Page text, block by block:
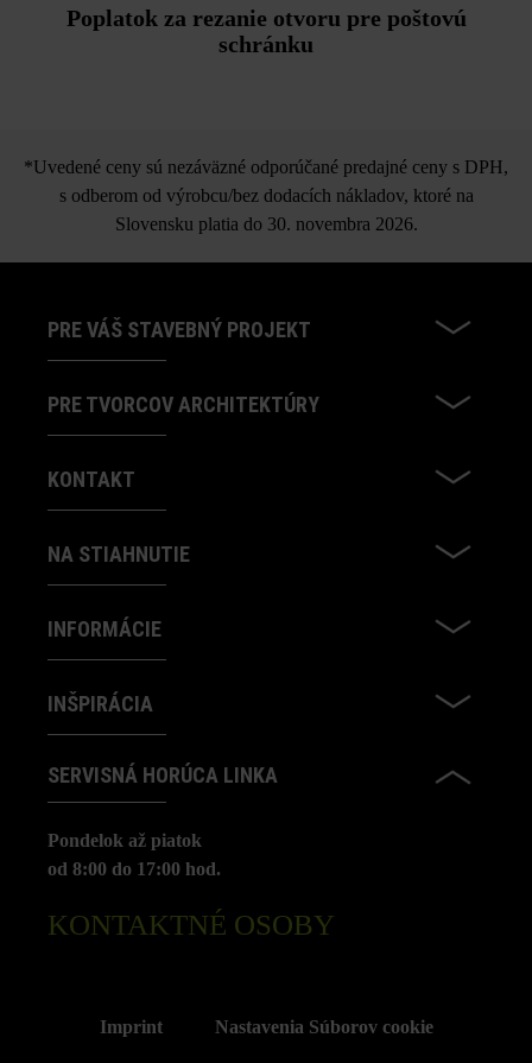
Poplatok za rezanie otvoru pre poštovú
schránku
*Uvedené ceny sú nezáväzné odporúčané predajné ceny s DPH,
s odberom od výrobcu/bez dodacích nákladov, ktoré na
Slovensku platia do 30. novembra 2026.
PRE VÁŠ STAVEBNÝ PROJEKT
PRE TVORCOV ARCHITEKTÚRY
KONTAKT
NA STIAHNUTIE
INFORMÁCIE
INŠPIRÁCIA
SERVISNÁ HORÚCA LINKA
Pondelok až piatok
od 8:00 do 17:00 hod.
KONTAKTNÉ OSOBY
Imprint Nastavenia Súborov cookie